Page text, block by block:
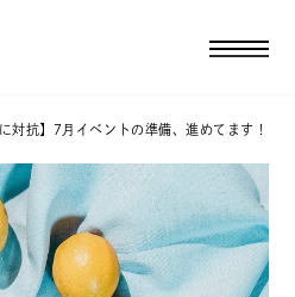
対抗】7月イベントの準備、進めてます！